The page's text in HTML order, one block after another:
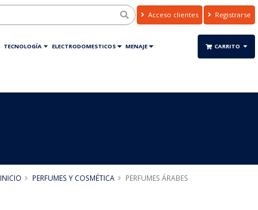
Acceso clientes Registrarse
TECNOLOGÍA ELECTRODOMESTICOS MENAJE CARRITO
INICIO PERFUMES Y COSMÉTICA PERFUMES ÁRABES